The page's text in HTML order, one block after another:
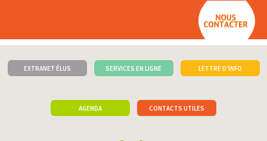
EXTRANET ÉLUS SERVICES EN LIGNE LETTRE D'INFO
AGENDA CONTACTS UTILES